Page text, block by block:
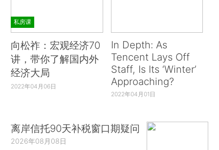
私房课
向松祚：宏观经济70
讲，带你了解国内外
经济大局
2022年04月06日
In Depth: As
Tencent Lays Off
Staff, Is Its ‘Winter’
Approaching?
2022年04月01日
离岸信托90天补税窗口期疑问
2026年08月08日